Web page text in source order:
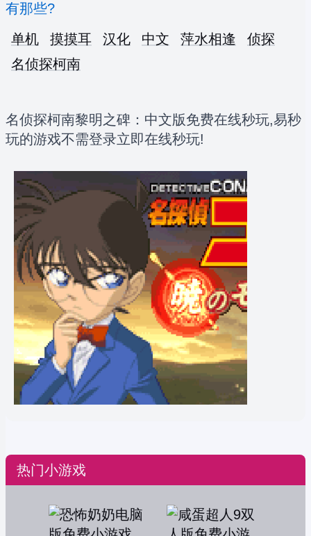
有那些?
单机
摸摸耳 汉化 中文 萍水相逢
侦探
名侦探柯南
名侦探柯南黎明之碑：中文版免费在线秒玩,易秒
玩的游戏不需登录立即在线秒玩!
热门小游戏